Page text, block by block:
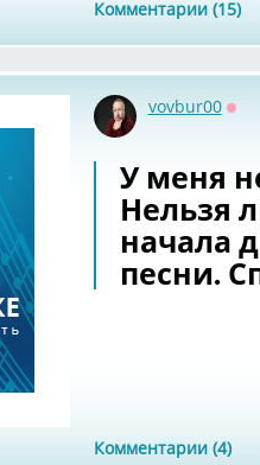
Комментарии (15)
vovbur00
У меня
Нельзя
начала
песни.
Комментарии (4)